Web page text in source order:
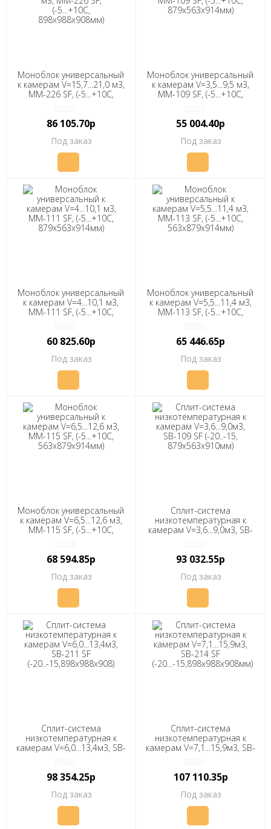
Моноблок универсальный
к камерам V=15,7...21,0 м3,
ММ-226 SF, (-5...+10С,
86 105.70р
Под заказ
Моноблок универсальный
к камерам V=3,5...9,5 м3,
ММ-109 SF, (-5...+10С,
55 004.40р
Под заказ
Моноблок универсальный
к камерам V=4...10,1 м3,
ММ-111 SF, (-5...+10С,
60 825.60р
Под заказ
Моноблок универсальный
к камерам V=5,5...11,4 м3,
ММ-113 SF, (-5...+10С,
65 446.65р
Под заказ
Моноблок универсальный
к камерам V=6,5...12,6 м3,
ММ-115 SF, (-5...+10С,
68 594.85р
Под заказ
Сплит-система
низкотемпературная к
камерам V=3,6...9,0м3, SB-
93 032.55р
Под заказ
Сплит-система
низкотемпературная к
камерам V=6,0...13,4м3, SB-
"ПОЛАИР"
98 354.25р
Под заказ
Сплит-система
низкотемпературная к
камерам V=7,1...15,9м3, SB-
"ПОЛАИР"
107 110.35р
Под заказ